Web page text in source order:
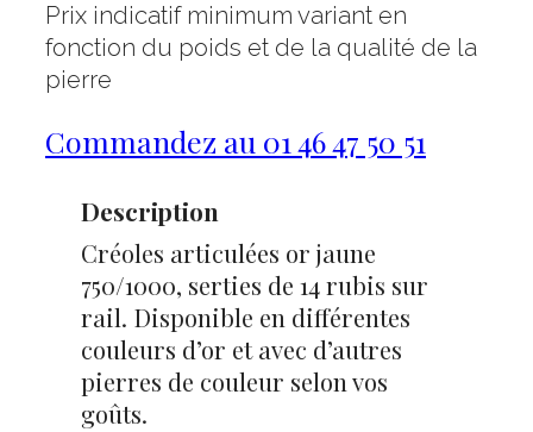
Prix indicatif minimum variant en
fonction du poids et de la qualité de la
pierre
Commandez au 01 46 47 50 51
Description
Créoles articulées or jaune
750/1000, serties de 14 rubis sur
rail. Disponible en différentes
couleurs d’or et avec d’autres
pierres de couleur selon vos
goûts.